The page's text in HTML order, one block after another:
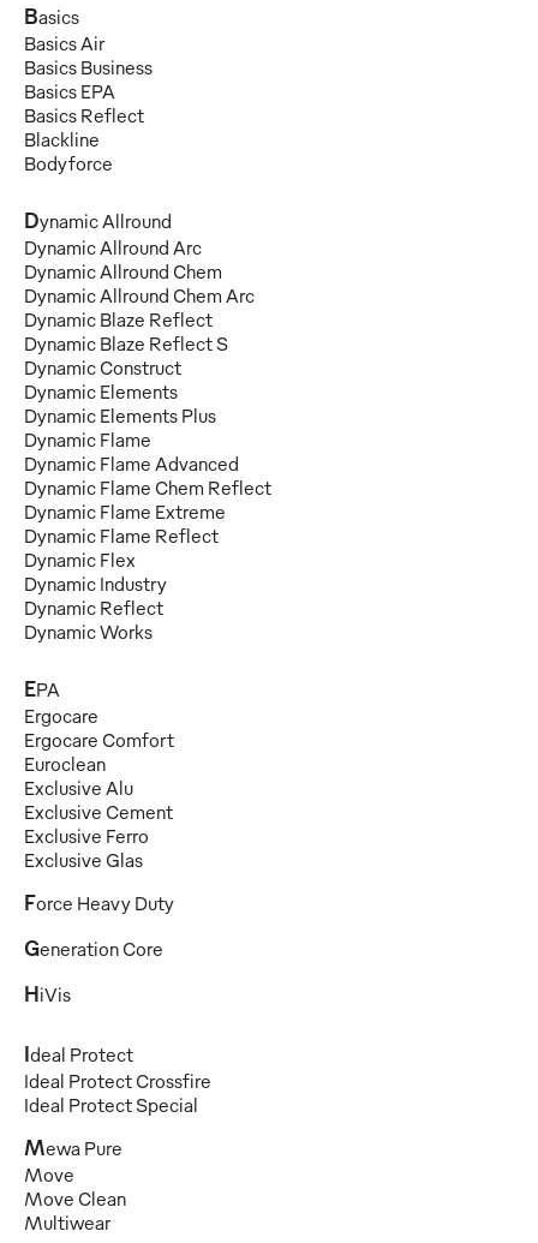
Basics
Basics Air
Basics Business
Basics EPA
Basics Reflect
Blackline
Bodyforce
Dynamic Allround
Dynamic Allround Arc
Dynamic Allround Chem
Dynamic Allround Chem Arc
Dynamic Blaze Reflect
Dynamic Blaze Reflect S
Dynamic Construct
Dynamic Elements
Dynamic Elements Plus
Dynamic Flame
Dynamic Flame Advanced
Dynamic Flame Chem Reflect
Dynamic Flame Extreme
Dynamic Flame Reflect
Dynamic Flex
Dynamic Industry
Dynamic Reflect
Dynamic Works
EPA
Ergocare
Ergocare Comfort
Euroclean
Exclusive Alu
Exclusive Cement
Exclusive Ferro
Exclusive Glas
Force Heavy Duty
Generation Core
HiVis
Ideal Protect
Ideal Protect Crossfire
Ideal Protect Special
Mewa Pure
Move
Move Clean
Multiwear